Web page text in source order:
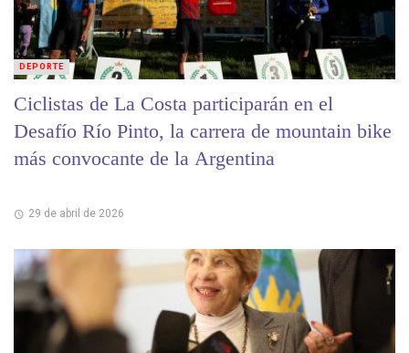
Ciclistas de La Costa participarán en el
Desafío Río Pinto, la carrera de mountain bike
más convocante de la Argentina
29 de abril de 2026
DEPORTE